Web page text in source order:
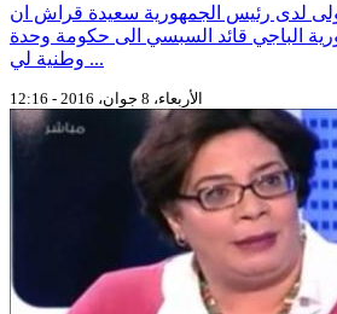
لدى رئيس الجمهورية سعيدة قراش ان
الباجي قائد السبسي الى حكومة وحدة
وطنية لي ...
الأربعاء، 8 جوان، 2016 - 12:16